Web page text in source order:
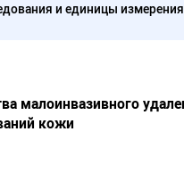
и единицы
малоинвазивного
кожи